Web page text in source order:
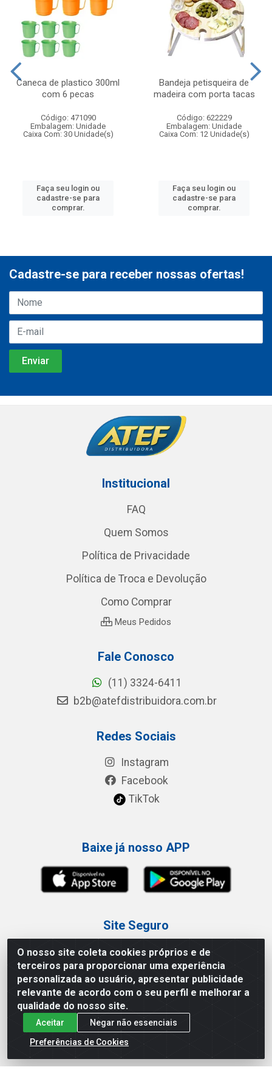
Caneca de plastico 300ml
com 6 pecas
Código: 471090
Embalagem: Unidade
Caixa Com: 30 Unidade(s)
Faça seu login ou
cadastre-se para
comprar.
Bandeja petisqueira de
madeira com porta tacas
Código: 622229
Embalagem: Unidade
Caixa Com: 12 Unidade(s)
Faça seu login ou
cadastre-se para
comprar.
O nosso site coleta cookies próprios e de
terceiros para proporcionar uma experiência
personalizada ao usuário, apresentar publicidade
relevante de acordo com o seu perfil e melhorar a
qualidade do nosso site.
Aceitar
Negar não essenciais
Preferências de Cookies
Cadastre-se para receber nossas ofertas!
Institucional
FAQ
Quem Somos
Política de Privacidade
Política de Troca e Devolução
Como Comprar
Meus Pedidos
Fale Conosco
(11) 3324-6411
b2b@atefdistribuidora.com.br
Redes Sociais
Instagram
Facebook
TikTok
Baixe já nosso APP
Site Seguro
Loja / Showroom
Tel.: (11) 3227-0546
Av Vautier, 587/597 - Pari - São Paulo/SP